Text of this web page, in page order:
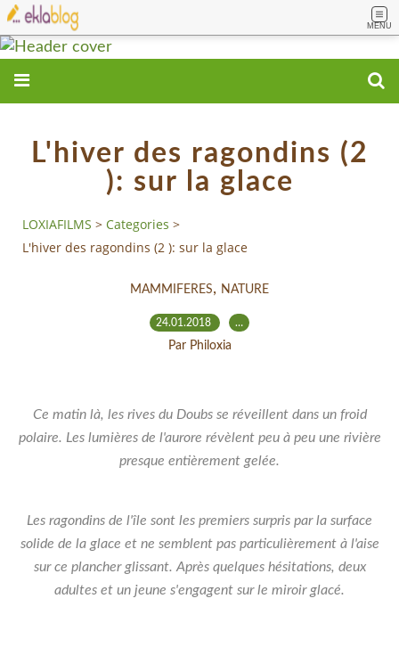
MENU
L'hiver des ragondins (2
): sur la glace
LOXIAFILMS > Categories >
L'hiver des ragondins (2 ): sur la glace
MAMMIFERES, NATURE
24.01.2018 …
Par Philoxia
Ce matin là, les rives du Doubs se réveillent dans un froid
polaire. Les lumières de l'aurore révèlent peu à peu une rivière
presque entièrement gelée.
Les ragondins de l'île sont les premiers surpris par la surface
solide de la glace et ne semblent pas particulièrement à l'aise
sur ce plancher glissant. Après quelques hésitations, deux
adultes et un jeune s'engagent sur le miroir glacé.